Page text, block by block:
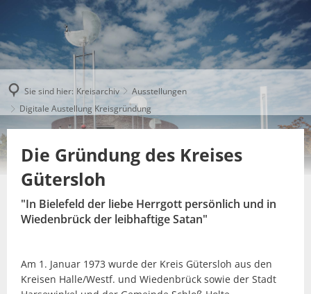
Sie sind hier: Kreisarchiv
Ausstellungen
Digitale Austellung Kreisgründung
Die Gründung des Kreises
Gütersloh
"In Bielefeld der liebe Herrgott persönlich und in
Wiedenbrück der leibhaftige Satan"
Am 1. Januar 1973 wurde der Kreis Gütersloh aus den
Kreisen Halle/Westf. und Wiedenbrück sowie der Stadt